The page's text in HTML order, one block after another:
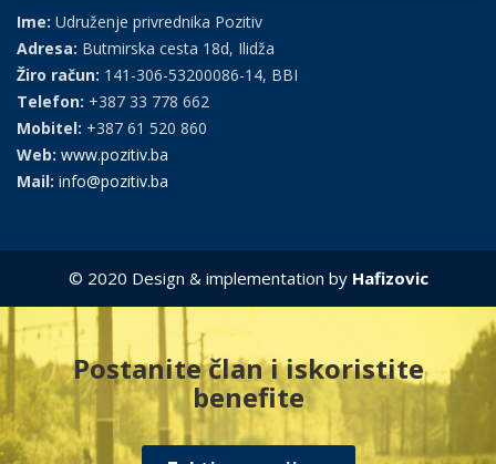
Ime: Udruženje privrednika Pozitiv
Adresa: Butmirska cesta 18d, Ilidža
Žiro račun: 141-306-53200086-14, BBI
Telefon: +387 33 778 662
Mobitel: +387 61 520 860
Web: www.pozitiv.ba
Mail: info@pozitiv.ba
© 2020 Design & implementation by Hafizovic
Postanite član i iskoristite
benefite